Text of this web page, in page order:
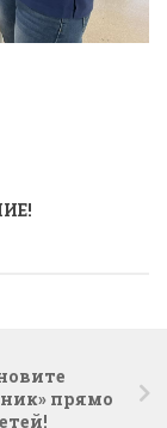
прямо